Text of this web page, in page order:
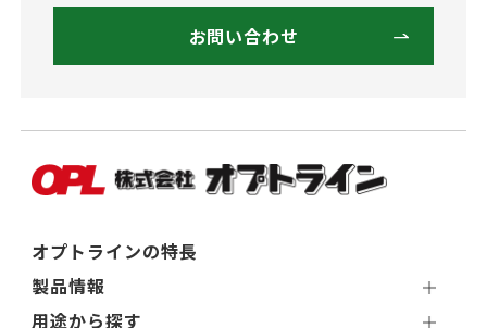
お問い合わせ
オプトラインの特長
製品情報
用途から探す